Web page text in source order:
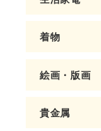
着物
絵画・版画
貴金属